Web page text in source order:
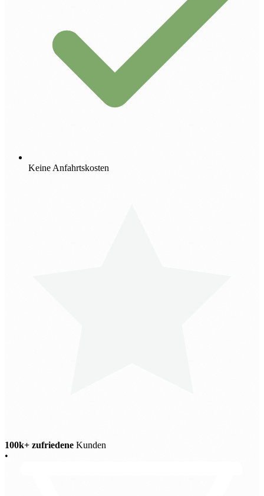
Keine Anfahrtskosten
100k+ zufriedene Kunden
•